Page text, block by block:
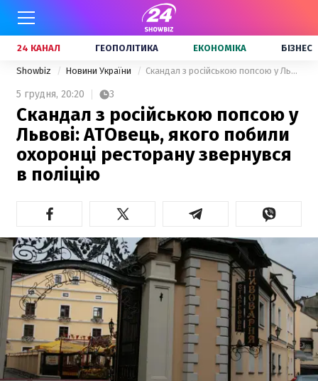
24 КАНАЛ ГЕОПОЛІТИКА ЕКОНОМІКА БІЗНЕС
Showbiz Новини України Скандал з російською попсою у Львові: АТОвець, якого побили охоронці ресторану звернувся в поліцію
5 грудня, 20:20 3
Скандал з російською попсою у
Львові: АТОвець, якого побили
охоронці ресторану звернувся
в поліцію